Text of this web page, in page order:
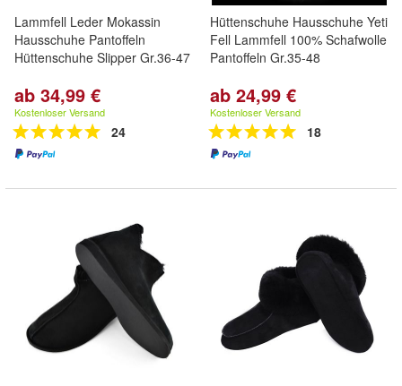
Lammfell Leder Mokassin
Hausschuhe Pantoffeln
Hüttenschuhe Slipper Gr.36-47
ab 34,99 €
Kostenloser Versand
24
Hüttenschuhe Hausschuhe Yeti
Fell Lammfell 100% Schafwolle
Pantoffeln Gr.35-48
ab 24,99 €
Kostenloser Versand
18